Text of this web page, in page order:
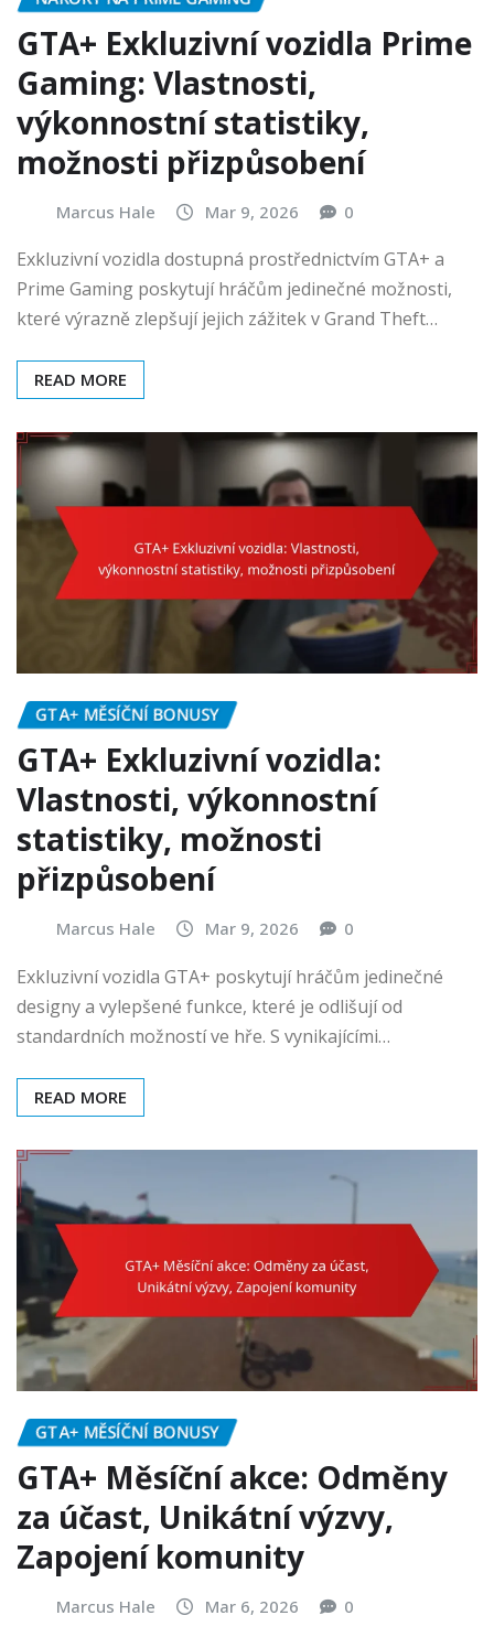
GTA+ Exkluzivní vozidla Prime
Gaming: Vlastnosti,
výkonnostní statistiky,
možnosti přizpůsobení
Marcus Hale Mar 9, 2026 0
Exkluzivní vozidla dostupná prostřednictvím GTA+ a
Prime Gaming poskytují hráčům jedinečné možnosti,
které výrazně zlepšují jejich zážitek v Grand Theft…
READ MORE
GTA+ MĚSÍČNÍ BONUSY
GTA+ Exkluzivní vozidla:
Vlastnosti, výkonnostní
statistiky, možnosti
přizpůsobení
Marcus Hale Mar 9, 2026 0
Exkluzivní vozidla GTA+ poskytují hráčům jedinečné
designy a vylepšené funkce, které je odlišují od
standardních možností ve hře. S vynikajícími…
READ MORE
GTA+ MĚSÍČNÍ BONUSY
GTA+ Měsíční akce: Odměny
za účast, Unikátní výzvy,
Zapojení komunity
Marcus Hale Mar 6, 2026 0